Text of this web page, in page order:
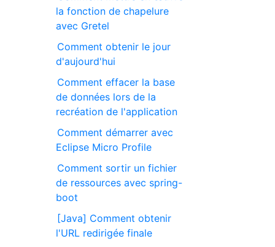
la fonction de chapelure
avec Gretel
Comment obtenir le jour
d'aujourd'hui
Comment effacer la base
de données lors de la
recréation de l'application
Comment démarrer avec
Eclipse Micro Profile
Comment sortir un fichier
de ressources avec spring-
boot
[Java] Comment obtenir
l'URL redirigée finale